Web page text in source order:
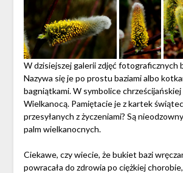
W dzisiejszej galerii zdjęć fotograficznych
Nazywa się je po prostu baziami albo
bagniątkami. W symbolice chrześcijańskiej
Wielkanocą. Pamiętacie je z kartek
przesyłanych z życzeniami? Są
palm wielkanocnych.
Ciekawe, czy wiecie, że bukiet bazi
powracała do zdrowia po ciężkiej chorobie,